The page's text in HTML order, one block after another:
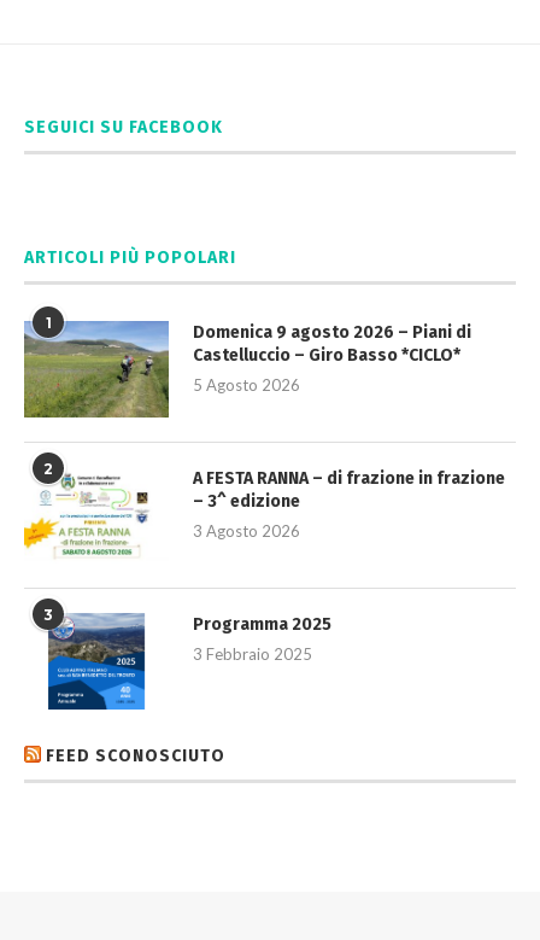
SEGUICI SU FACEBOOK
ARTICOLI PIÙ POPOLARI
1
Domenica 9 agosto 2026 – Piani di
Castelluccio – Giro Basso *CICLO*
5 Agosto 2026
2
A FESTA RANNA – di frazione in frazione
– 3^ edizione
3 Agosto 2026
3
Programma 2025
3 Febbraio 2025
FEED SCONOSCIUTO